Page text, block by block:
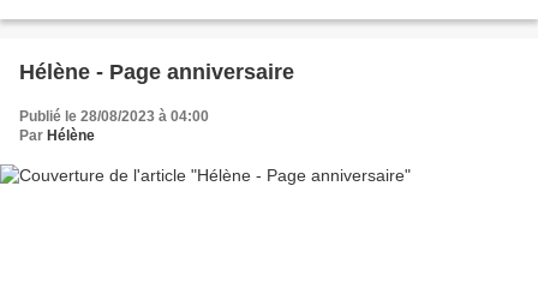
Hélène - Page anniversaire
Publié le 28/08/2023 à 04:00
Par Hélène